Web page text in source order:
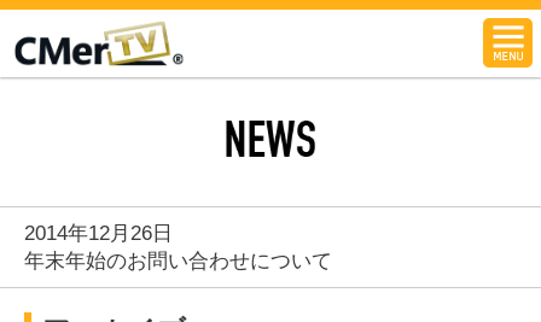
CMerTV
2014年12月26日
年末年始のお問い合わせについて